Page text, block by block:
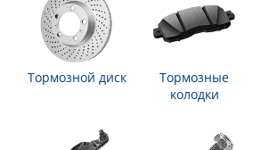
Тормозной диск
Тормозные
колодки